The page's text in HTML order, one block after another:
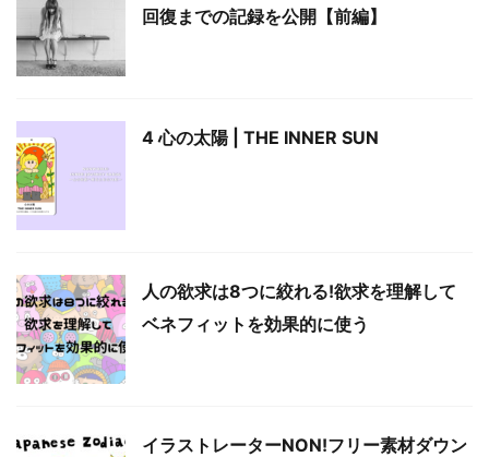
回復までの記録を公開【前編】
4 心の太陽 | THE INNER SUN
人の欲求は8つに絞れる!欲求を理解して
ベネフィットを効果的に使う
イラストレーターNON!フリー素材ダウン